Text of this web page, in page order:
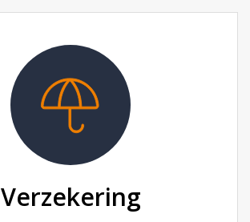
Verzekering